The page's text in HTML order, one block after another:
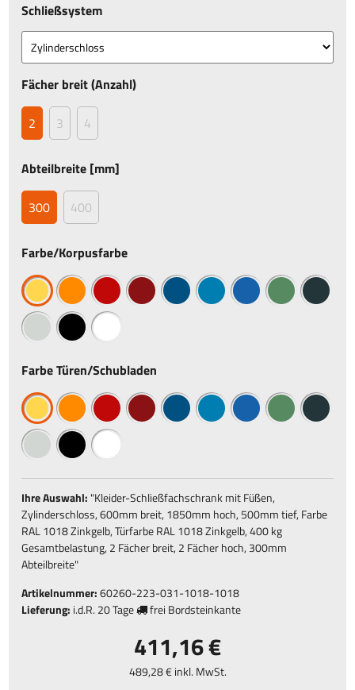
Schließsystem
Fächer breit (Anzahl)
2 3 4
Abteilbreite [mm]
300 400
Farbe/Korpusfarbe
Farbe Türen/Schubladen
Ihre Auswahl: "Kleider-Schließfachschrank mit Füßen,
Zylinderschloss, 600mm breit, 1850mm hoch, 500mm tief, Farbe
RAL 1018 Zinkgelb, Türfarbe RAL 1018 Zinkgelb, 400 kg
Gesamtbelastung, 2 Fächer breit, 2 Fächer hoch, 300mm
Abteilbreite"
Artikelnummer:60260-223-031-1018-1018
Lieferung: i.d.R. 20 Tage frei Bordsteinkante
411,16 €
489,28 € inkl. MwSt.